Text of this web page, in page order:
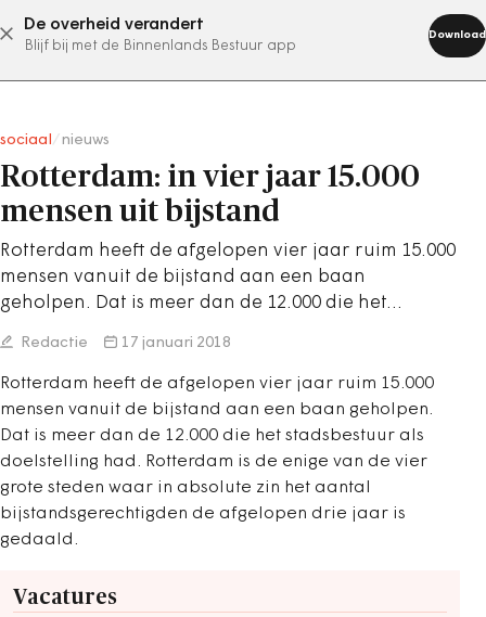
De overheid verandert
Blijf bij met de Binnenlands Bestuur app
Download
abonneer nu
sociaal nieuws
Rotterdam: in vier jaar 15.000
mensen uit bijstand
Rotterdam heeft de afgelopen vier jaar ruim 15.000
mensen vanuit de bijstand aan een baan
geholpen. Dat is meer dan de 12.000 die het…
Redactie 17 januari 2018
Rotterdam heeft de afgelopen vier jaar ruim 15.000
mensen vanuit de bijstand aan een baan geholpen.
Dat is meer dan de 12.000 die het stadsbestuur als
doelstelling had. Rotterdam is de enige van de vier
grote steden waar in absolute zin het aantal
bijstandsgerechtigden de afgelopen drie jaar is
gedaald.
Vacatures